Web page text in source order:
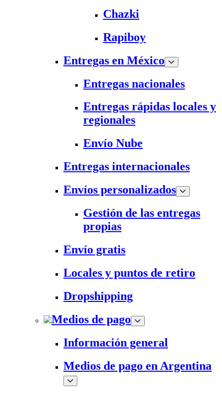
Chazki
Rapiboy
Entregas en México
Entregas nacionales
Entregas rápidas locales y
regionales
Envío Nube
Entregas internacionales
Envíos personalizados
Gestión de las entregas
propias
Envío gratis
Locales y puntos de retiro
Dropshipping
Medios de pago
Información general
Medios de pago en Argentina